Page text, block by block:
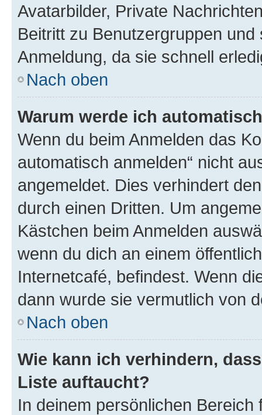
Avatarbilder, Private
Beitritt zu Benutzergruppen
Anmeldung, da sie schnell
Nach oben
Warum werde ich
Wenn du beim Anmelden das
automatisch anmelden“ nicht
angemeldet. Dies verhindert
durch einen Dritten. Um
Kästchen beim Anmelden
wenn du dich an einem
Internetcafé, befindest. Wenn
dann wurde sie vermutlich von
Nach oben
Wie kann ich verhindern,
Liste auftaucht?
In deinem persönlichen